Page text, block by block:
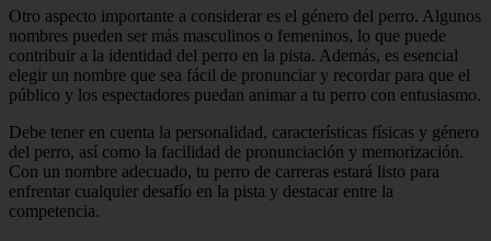
Otro aspecto importante a considerar es el género del perro. Algunos
nombres pueden ser más masculinos o femeninos, lo que puede
contribuir a la identidad del perro en la pista. Además, es esencial
elegir un nombre que sea fácil de pronunciar y recordar para que el
público y los espectadores puedan animar a tu perro con entusiasmo.
Debe tener en cuenta la personalidad, características físicas y género
del perro, así como la facilidad de pronunciación y memorización.
Con un nombre adecuado, tu perro de carreras estará listo para
enfrentar cualquier desafío en la pista y destacar entre la
competencia.